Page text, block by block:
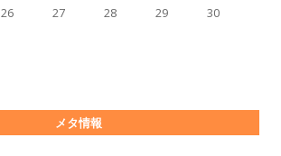
26 27 28 29
30
メタ情報